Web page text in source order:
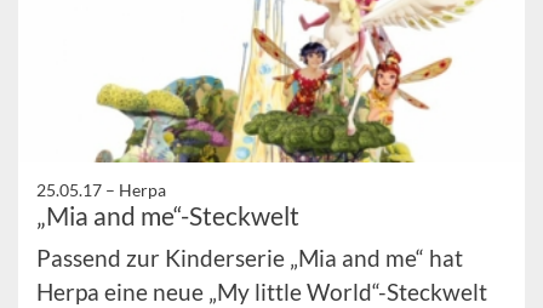
25.05.17 – Herpa
„Mia and me“-Steckwelt
Passend zur Kinderserie „Mia and me“ hat
Herpa eine neue „My little World“-Steckwelt